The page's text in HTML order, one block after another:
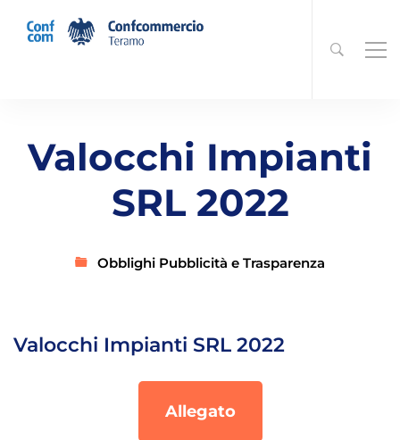
Valocchi Impianti
SRL 2022
Obblighi Pubblicità e Trasparenza
Valocchi Impianti SRL 2022
Allegato